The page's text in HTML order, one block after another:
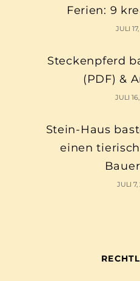
Ferien: 9
JULI
Steckenpferd
(PDF) &
JULI
Stein-Haus
einen
JULI 7,